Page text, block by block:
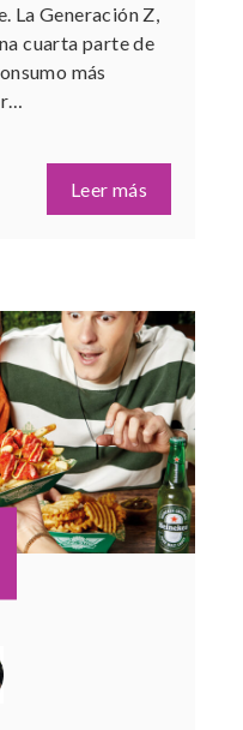
La Generación Z,
cuarta parte de
más
Leer más